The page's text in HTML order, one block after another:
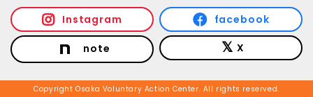
Instagram facebook
note X
Copyright Osaka Voluntary Action Center. All rights reserved.